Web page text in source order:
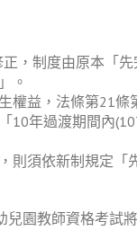
，制度由原本「
。
權益，法條第21
10年過渡期間內
則須依新制規定
兒園教師資格考試